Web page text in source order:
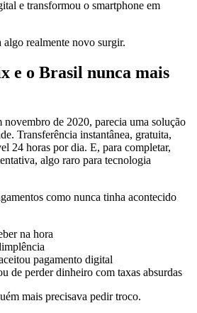
e transformou o smartphone em
realmente novo surgir.
e o Brasil nunca mais
de 2020, parecia uma solução
Transferência instantânea, gratuita,
24 horas por dia. E, para completar,
algo raro para tecnologia
como nunca tinha acontecido
na hora
pagamento digital
de perder dinheiro com taxas absurdas
mais precisava pedir troco.